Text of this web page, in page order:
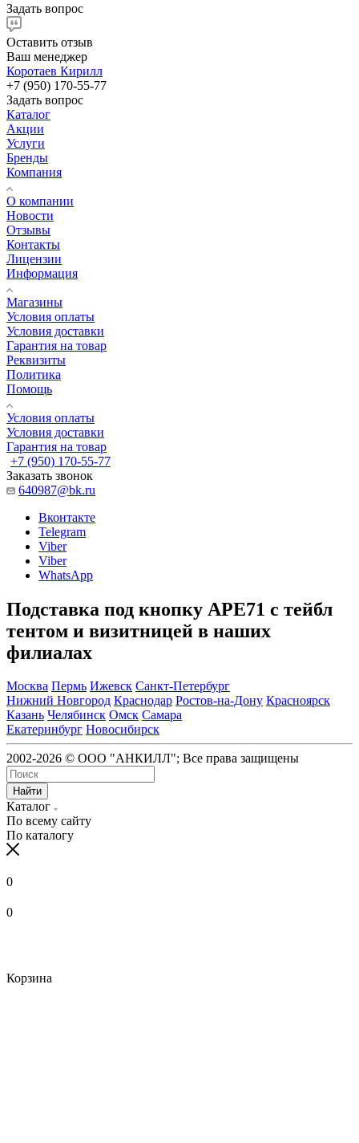
Задать вопрос
Оставить отзыв
Ваш менеджер
Коротаев Кирилл
+7 (950) 170-55-77
Задать вопрос
Каталог
Акции
Услуги
Бренды
Компания
О компании
Новости
Отзывы
Контакты
Лицензии
Информация
Магазины
Условия оплаты
Условия доставки
Гарантия на товар
Реквизиты
Политика
Помощь
Условия оплаты
Условия доставки
Гарантия на товар
+7 (950) 170-55-77
Заказать звонок
640987@bk.ru
Вконтакте
Telegram
Viber
Viber
WhatsApp
Подставка под кнопку APE71 с тейбл
тентом и визитницей в наших
филиалах
Москва Пермь Ижевск Санкт-Петербург
Нижний Новгород Краснодар Ростов-на-Дону Красноярск
Казань Челябинск Омск Самара
Екатеринбург Новосибирск
2002-2026 © ООО "АНКИЛЛ"; Все права защищены
Найти
Каталог
По всему сайту
По каталогу
0
0
Корзина